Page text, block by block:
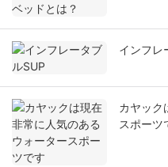
インフレ
カヤック
スポーツ